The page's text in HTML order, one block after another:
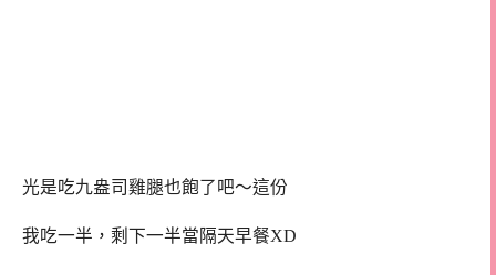
光是吃九盎司雞腿也飽了吧～這份
我吃一半，剩下一半當隔天早餐XD